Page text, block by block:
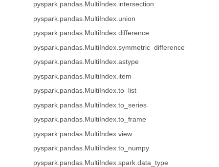
pyspark.pandas.MultiIndex.intersection
pyspark.pandas.MultiIndex.union
pyspark.pandas.MultiIndex.difference
pyspark.pandas.MultiIndex.symmetric_difference
pyspark.pandas.MultiIndex.astype
pyspark.pandas.MultiIndex.item
pyspark.pandas.MultiIndex.to_list
pyspark.pandas.MultiIndex.to_series
pyspark.pandas.MultiIndex.to_frame
pyspark.pandas.MultiIndex.view
pyspark.pandas.MultiIndex.to_numpy
pyspark.pandas.MultiIndex.spark.data_type